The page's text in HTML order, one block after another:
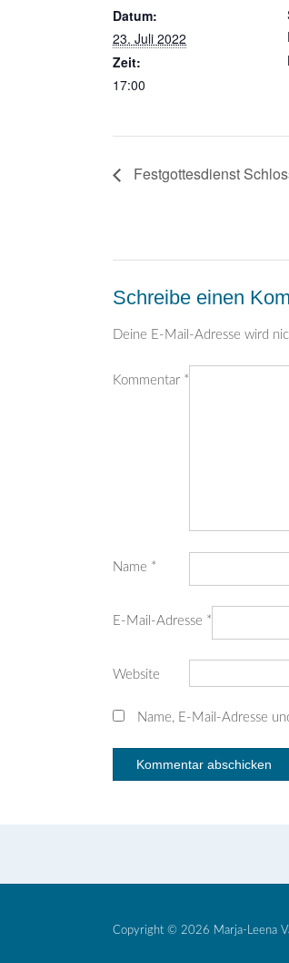
Datum:
23. Juli 2022
Zeit:
17:00
Festgottesdienst
Schreibe einen
Deine E-Mail-Adresse wird
Kommentar *
Name *
E-Mail-Adresse *
Website
Name, E-Mail-Adresse
Copyright © 2026 Marja-Leena